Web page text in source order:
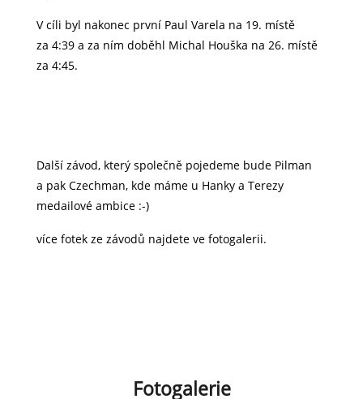
V cíli byl nakonec první Paul Varela na 19. místě
za 4:39 a za ním doběhl Michal Houška na 26. místě
za 4:45.
Další závod, který společně pojedeme bude Pilman
a pak Czechman, kde máme u Hanky a Terezy
medailové ambice :-)
více fotek ze závodů najdete ve fotogalerii.
Fotogalerie